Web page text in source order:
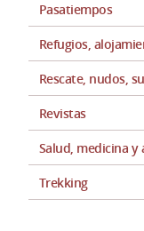
Pasatiempos
Refugios,
Rescate, nudos,
Revistas
Salud, medicina y
Trekking